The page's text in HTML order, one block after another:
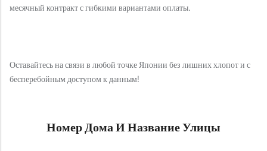
месячный контракт с гибкими вариантами оплаты.
Оставайтесь на связи в любой точке Японии без лишних хлопот и с
бесперебойным доступом к данным!
Номер Дома И Название Улицы